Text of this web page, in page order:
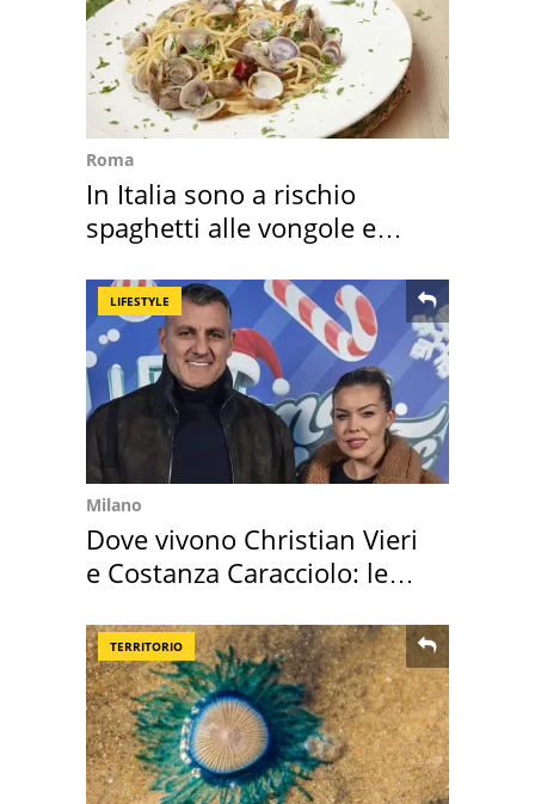
Roma
In Italia sono a rischio
spaghetti alle vongole e
LIFESTYLE
Milano
Dove vivono Christian Vieri
e Costanza Caracciolo: le
TERRITORIO